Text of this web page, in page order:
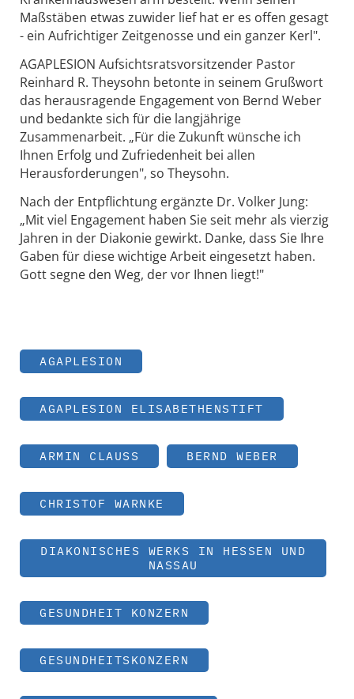
Maßstäben etwas zuwider lief hat er es offen gesagt
- ein Aufrichtiger Zeitgenosse und ein ganzer Kerl".
AGAPLESION Aufsichtsratsvorsitzender Pastor
Reinhard R. Theysohn betonte in seinem Grußwort
das herausragende Engagement von Bernd Weber
und bedankte sich für die langjährige
Zusammenarbeit. „Für die Zukunft wünsche ich
Ihnen Erfolg und Zufriedenheit bei allen
Herausforderungen", so Theysohn.
Nach der Entpflichtung ergänzte Dr. Volker Jung:
„Mit viel Engagement haben Sie seit mehr als vierzig
Jahren in der Diakonie gewirkt. Danke, dass Sie Ihre
Gaben für diese wichtige Arbeit eingesetzt haben.
Gott segne den Weg, der vor Ihnen liegt!"
AGAPLESION
AGAPLESION ELISABETHENSTIFT
ARMIN CLAUSS BERND WEBER
CHRISTOF WARNKE
DIAKONISCHES WERKS IN HESSEN UND
NASSAU
GESUNDHEIT KONZERN
GESUNDHEITSKONZERN